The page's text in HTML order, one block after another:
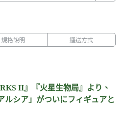
規格說明 運送方式
II』『火星生物局』より、
ルシア」がついにフィギュアと